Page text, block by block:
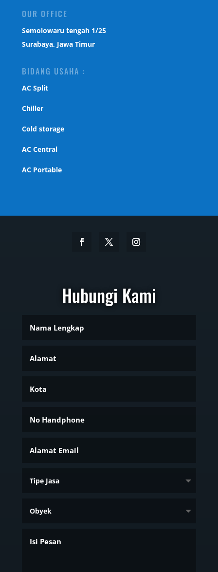
OUR OFFICE
Semolowaru tengah 1/25
Surabaya, Jawa Timur
BIDANG USAHA :
AC Split
Chiller
Cold storage
AC Central
AC Portable
Hubungi Kami